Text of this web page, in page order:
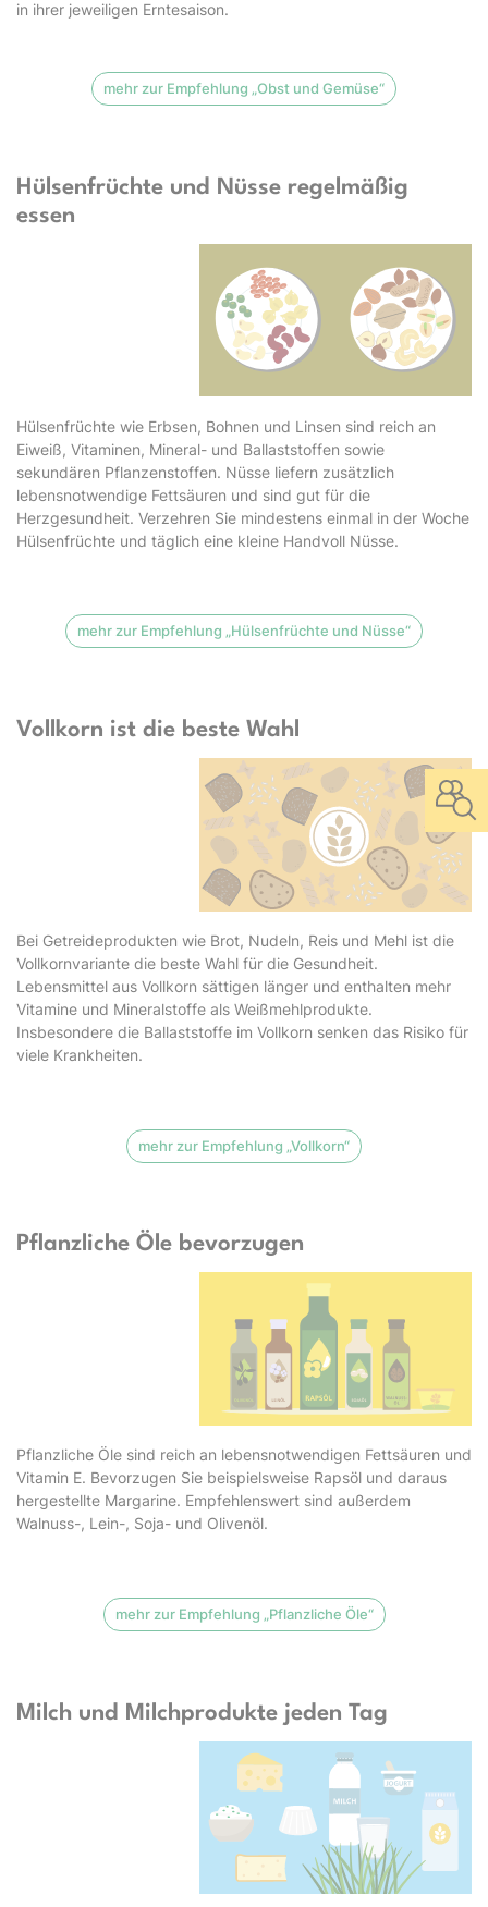
in ihrer jeweiligen Erntesaison.
mehr zur Empfehlung „Obst und Gemüse“
Hülsenfrüchte und Nüsse regelmäßig
essen
Hülsenfrüchte wie Erbsen, Bohnen und Linsen sind reich an
Eiweiß, Vitaminen, Mineral- und Ballaststoffen sowie
sekundären Pflanzenstoffen. Nüsse liefern zusätzlich
lebensnotwendige Fettsäuren und sind gut für die
Herzgesundheit. Verzehren Sie mindestens einmal in der Woche
Hülsenfrüchte und täglich eine kleine Handvoll Nüsse.
mehr zur Empfehlung „Hülsenfrüchte und Nüsse“
Vollkorn ist die beste Wahl
Bei Getreideprodukten wie Brot, Nudeln, Reis und Mehl ist die
Vollkornvariante die beste Wahl für die Gesundheit.
Lebensmittel aus Vollkorn sättigen länger und enthalten mehr
Vitamine und Mineralstoffe als Weißmehlprodukte.
Insbesondere die Ballaststoffe im Vollkorn senken das Risiko für
viele Krankheiten.
mehr zur Empfehlung „Vollkorn“
Pflanzliche Öle bevorzugen
Pflanzliche Öle sind reich an lebensnotwendigen Fettsäuren und
Vitamin E. Bevorzugen Sie beispielsweise Rapsöl und daraus
hergestellte Margarine. Empfehlenswert sind außerdem
Walnuss-, Lein-, Soja- und Olivenöl.
mehr zur Empfehlung „Pflanzliche Öle“
Milch und Milchprodukte jeden Tag